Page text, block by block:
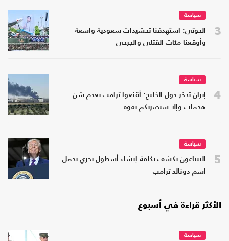
3
سياسة
الحوثي: استهدفنا تحشيدات سعودية واسعة
وأوقعنا مئات القتلى والجرحى
4
سياسة
إيران تحذر دول الخليج: أقنعوا ترامب بعدم شن
هجمات وإلا سنضربكم بقوة
5
سياسة
البنتاغون يكشف تكلفة إنشاء أسطول بحري يحمل
اسم دونالد ترامب
الأكثر قراءة في أسبوع
سياسة